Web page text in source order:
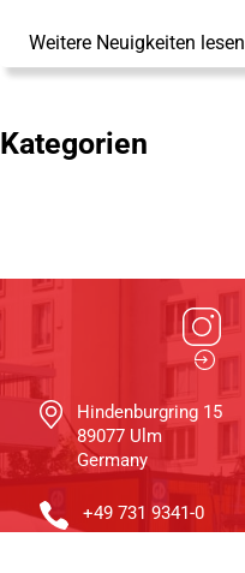
Weitere Neuigkeiten lesen
Kategorien
Hindenburgring 15
89077 Ulm
Germany
+49 731 9341-0